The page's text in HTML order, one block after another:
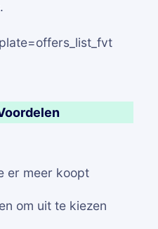
er meer koopt
om uit te kiezen